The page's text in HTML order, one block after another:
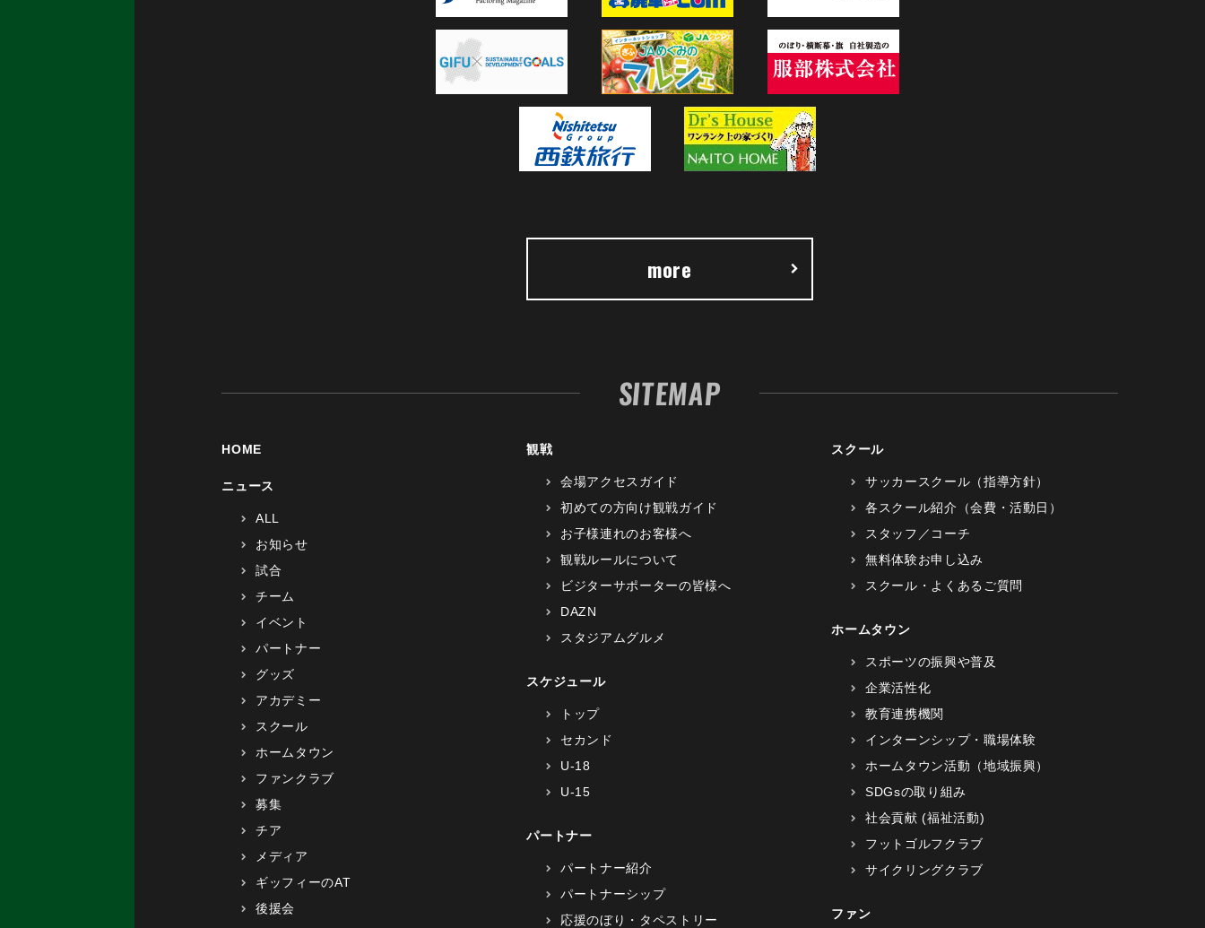
more
SITEMAP
HOME
ニュース
ALL
お知らせ
試合
チーム
イベント
パートナー
グッズ
アカデミー
スクール
ホームタウン
ファンクラブ
募集
チア
メディア
ギッフィーのAT
後援会
観戦
会場アクセスガイド
初めての方向け観戦ガイド
お子様連れのお客様へ
観戦ルールについて
ビジターサポーターの皆様へ
DAZN
スタジアムグルメ
スケジュール
トップ
セカンド
U-18
U-15
パートナー
パートナー紹介
パートナーシップ
応援のぼり・タペストリー
スクール
サッカースクール（指導方針）
各スクール紹介（会費・活動日）
スタッフ／コーチ
無料体験お申し込み
スクール・よくあるご質問
ホームタウン
スポーツの振興や普及
企業活性化
教育連携機関
インターンシップ・職場体験
ホームタウン活動（地域振興）
SDGsの取り組み
社会貢献 (福祉活動)
フットゴルフクラブ
サイクリングクラブ
ファン